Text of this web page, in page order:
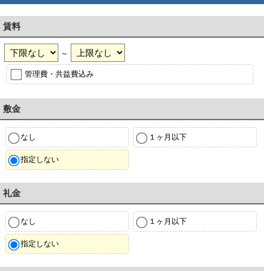
賃料
～
管理費・共益費込み
敷金
なし １ヶ月以下
指定しない
礼金
なし １ヶ月以下
指定しない